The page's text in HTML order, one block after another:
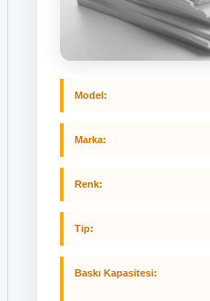
Model:
Marka:
Renk:
Tip:
Baskı Kapasitesi: